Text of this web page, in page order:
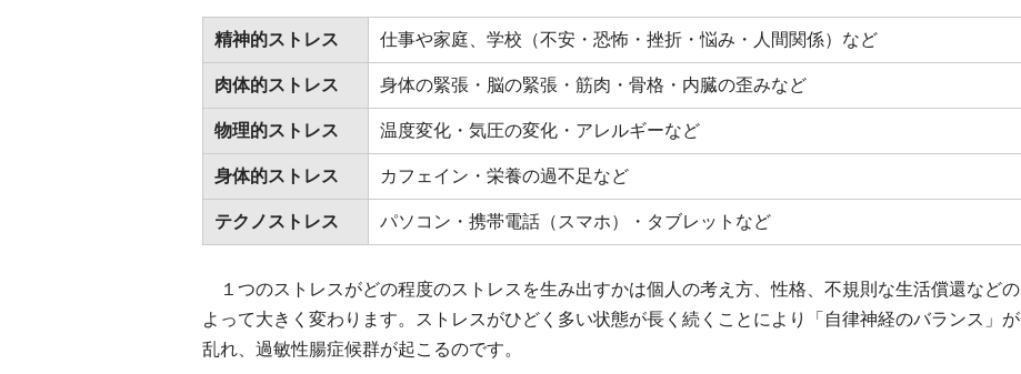
精神的ストレス 仕事や家庭、学校（不安・恐怖・挫折・悩み・人間関係）など
肉体的ストレス 身体の緊張・脳の緊張・筋肉・骨格・内臓の歪みなど
物理的ストレス 温度変化・気圧の変化・アレルギーなど
身体的ストレス カフェイン・栄養の過不足など
テクノストレス パソコン・携帯電話（スマホ）・タブレットなど
１つのストレスがどの程度のストレスを生み出すかは個人の考え方、性格、不規則な生活償還などの
よって大きく変わります。ストレスがひどく多い状態が長く続くことにより「自律神経のバランス」が
乱れ、過敏性腸症候群が起こるのです。